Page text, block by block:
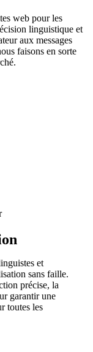
web pour les
linguistique et
aux messages
faisons en sorte
et
sans faille.
précise, la
garantir une
toutes les